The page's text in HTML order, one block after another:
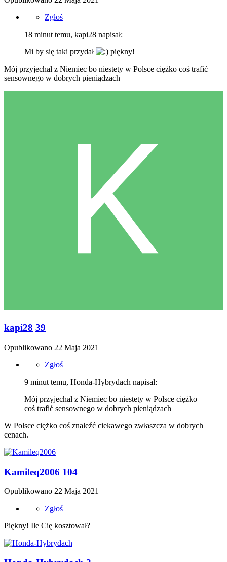
Zgłoś
18 minut temu, kapi28 napisał:
Mi by się taki przydał
piękny!
Mój przyjechał z Niemiec bo niestety w Polsce ciężko coś trafić
sensownego w dobrych pieniądzach
kapi28 39
Opublikowano 22 Maja 2021
Zgłoś
9 minut temu, Honda-Hybrydach napisał:
Mój przyjechał z Niemiec bo niestety w Polsce ciężko
coś trafić sensownego w dobrych pieniądzach
W Polsce ciężko coś znaleźć ciekawego zwłaszcza w dobrych
cenach.
Kamileq2006 104
Opublikowano 22 Maja 2021
Zgłoś
Piękny! Ile Cię kosztował?